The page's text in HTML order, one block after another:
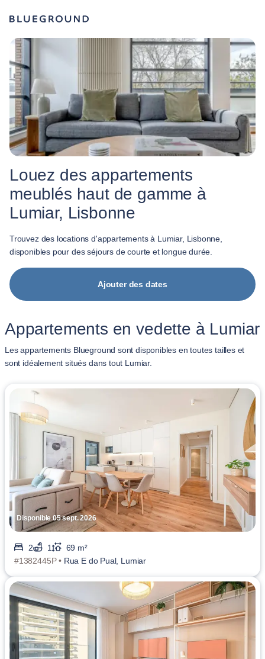
Louez des appartements
meublés haut de gamme à
Lumiar, Lisbonne
Trouvez des locations d'appartements à Lumiar, Lisbonne,
disponibles pour des séjours de courte et longue durée.
Ajouter des dates
Appartements en vedette à Lumiar
Les appartements Blueground sont disponibles en toutes tailles et
sont idéalement situés dans tout Lumiar.
Disponible 05 sept. 2026
2 1
69 m²
#1382445P • Rua E do Pual, Lumiar